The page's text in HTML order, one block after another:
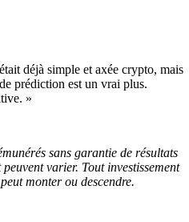
déjà simple et axée crypto, mais
prédiction est un vrai plus.
»
sans garantie de résultats
varier. Tout investissement
monter ou descendre.